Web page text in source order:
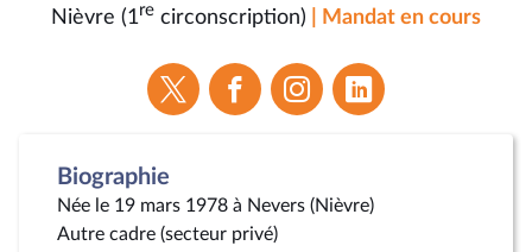
Nièvre (1re circonscription) | Mandat en cours
Voir
la
Voir
la
Voir
la
Voir
la
Biographie
Née le 19 mars 1978 à Nevers (Nièvre)
Autre cadre (secteur privé)